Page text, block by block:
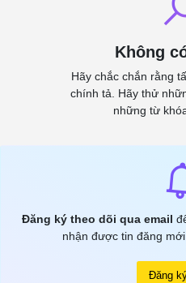
Không
Hãy chắc chắn rằng
chính tả. Hãy thử
những từ
Đăng ký theo dõi qua email
nhận được tin đăng
Đăng